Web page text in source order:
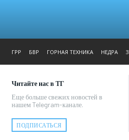
ГРР БВР ГОРНАЯ ТЕХНИКА НЕДРА
Читайте нас в ТГ
Еще больше свежих новостей в
нашем Telegram-канале.
ПОДПИСАТЬСЯ